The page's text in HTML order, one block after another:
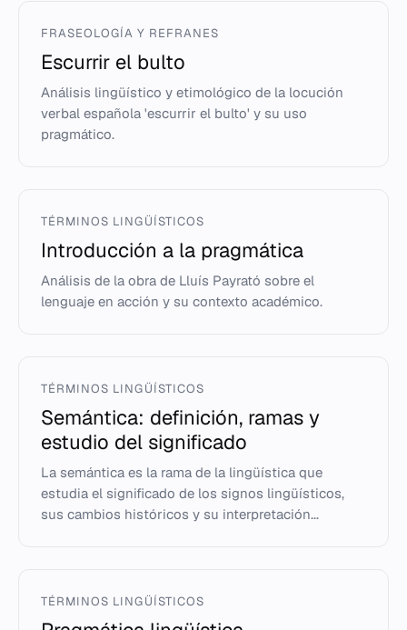
FRASEOLOGÍA Y REFRANES
Escurrir el bulto
Análisis lingüístico y etimológico de la locución
verbal española 'escurrir el bulto' y su uso
pragmático.
TÉRMINOS LINGÜÍSTICOS
Introducción a la pragmática
Análisis de la obra de Lluís Payrató sobre el
lenguaje en acción y su contexto académico.
TÉRMINOS LINGÜÍSTICOS
Semántica: definición, ramas y
estudio del significado
La semántica es la rama de la lingüística que
estudia el significado de los signos lingüísticos,
sus cambios históricos y su interpretación...
TÉRMINOS LINGÜÍSTICOS